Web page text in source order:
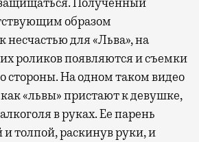
образом
несчастью для «Льва», на
роликов появляются и съемки
стороны. На одном таком видео
«львы» пристают к девушке,
в руках. Ее парень
толпой, раскинув руки, и